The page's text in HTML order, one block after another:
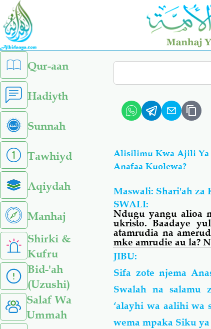
Skip
main
content
left
sidebar
menu
Qur-aan
Hadiyth
Sunnah
Tawhiyd
Aqiydah
Manhaj
Shirki &
Kufru
Bid-'ah
(Uzushi)
Salaf Wa
Ummah
Search
Alisilimu Kwa Ajili Ya
Anafaa Kuolewa?
Maswali: Shari'ah za
SWALI:
Ndugu yangu alioa
ukristo. Baadaye
atamrudia na
mke amrudie au la?
JIBU:
Sifa zote njema
Swalah na salamu
‘alayhi wa aalihi wa
wema mpaka Siku